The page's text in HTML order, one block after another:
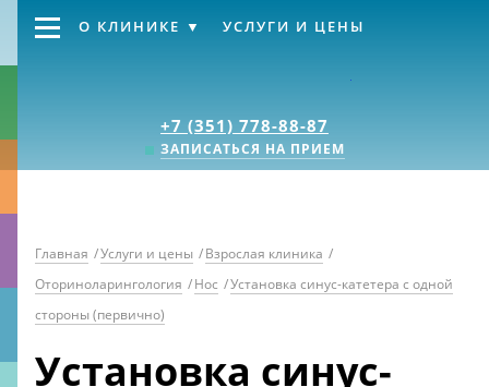
+7 (351) 778-88-87
ЗАПИСАТЬСЯ НА ПРИЕМ
О КЛИНИКЕ УСЛУГИ И ЦЕНЫ
Главная /Услуги и цены /Взрослая клиника /
Оториноларингология /Нос /Установка синус-катетера с одной
стороны (первично)
Установка синус-